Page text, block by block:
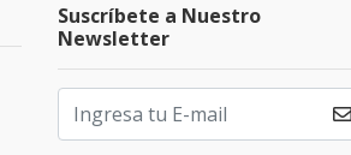
Suscríbete a Nuestro
Newsletter